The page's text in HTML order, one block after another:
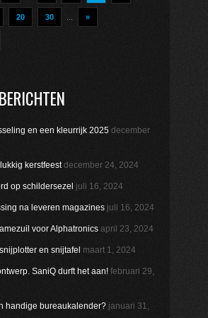
20 30 »
en een kleurrijk 2025 december
kerstfeest december 24, 2024
op schildersezel juli 16, 2024
na leveren magazines juli 16, 2024
voor Alphatronics april 23, 2024
en snijtafel maart 1, 2024
SaniQ durft het aan! februari 29,
handige bureaukalender? januari 31,